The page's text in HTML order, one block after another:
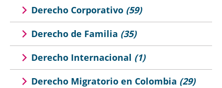
Derecho Corporativo (59)
Derecho de Familia (35)
Derecho Internacional (1)
Derecho Migratorio en Colombia (29)